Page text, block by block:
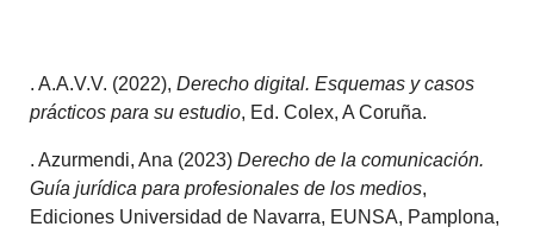
. A.A.V.V. (2022),Derecho digital. Esquemas y casos
prácticos para su estudio, Ed. Colex, A Coruña.
. Azurmendi, Ana (2023)Derecho de la comunicación.
Guía jurídica para profesionales de los medios,
Ediciones Universidad de Navarra, EUNSA, Pamplona,